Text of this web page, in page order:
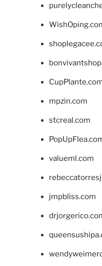
mpzin.com
stcreal.com
valueml.com
jmpbliss.com